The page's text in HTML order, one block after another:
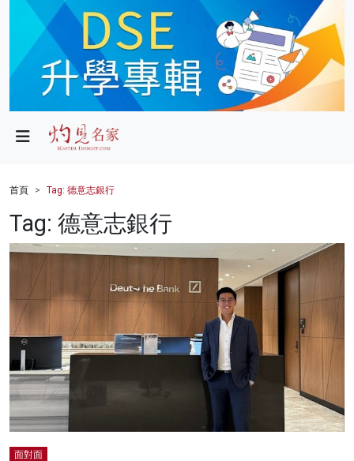
政局
財經
健康
商業
科技
影片
名家榜
灼見活動
首頁 Tag: 德意志銀行
Tag: 德意志銀行
面對面